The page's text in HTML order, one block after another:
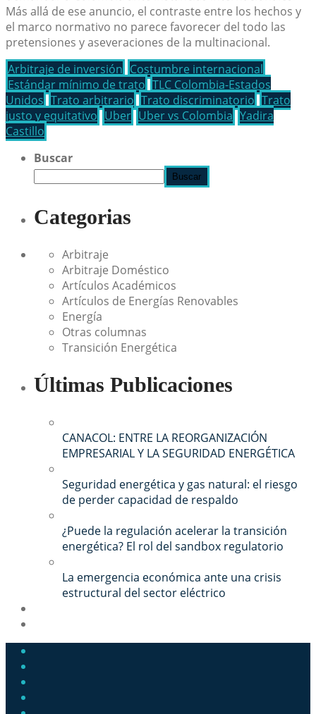
Más allá de ese anuncio, el contraste entre los hechos y
el marco normativo no parece favorecer del todo las
pretensiones y aseveraciones de la multinacional.
Arbitraje de inversión Costumbre internacional
Estándar mínimo de trato TLC Colombia-Estados
Unidos Trato arbitrario Trato discriminatorio Trato
justo y equitativo Uber Uber vs Colombia Yadira
Castillo
Buscar
Buscar
Categorias
Arbitraje
Arbitraje Doméstico
Artículos Académicos
Artículos de Energías Renovables
Energía
Otras columnas
Transición Energética
Últimas Publicaciones
CANACOL: ENTRE LA REORGANIZACIÓN
EMPRESARIAL Y LA SEGURIDAD ENERGÉTICA
Seguridad energética y gas natural: el riesgo
de perder capacidad de respaldo
¿Puede la regulación acelerar la transición
energética? El rol del sandbox regulatorio
La emergencia económica ante una crisis
estructural del sector eléctrico